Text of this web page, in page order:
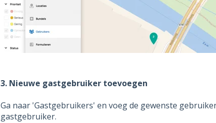
3. Nieuwe gastgebruiker toevoegen
Ga naar 'Gastgebruikers' en voeg de gewenste
gastgebruiker.